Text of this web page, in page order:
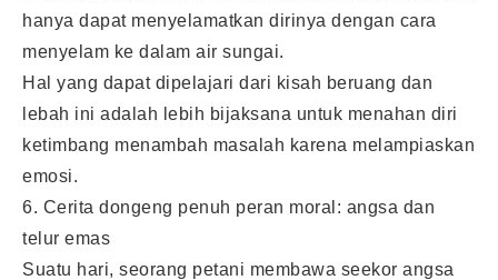
hanya dapat menyelamatkan dirinya dengan cara
menyelam ke dalam air sungai.
Hal yang dapat dipelajari dari kisah beruang dan
lebah ini adalah lebih bijaksana untuk menahan diri
ketimbang menambah masalah karena melampiaskan
emosi.
6. Cerita dongeng penuh peran moral: angsa dan
telur emas
Suatu hari, seorang petani membawa seekor angsa